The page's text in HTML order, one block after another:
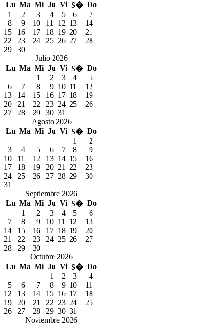
Lu Ma Mi Ju Vi S� Do
1
2 3 4 5 6
7
8
9 10 11 12 13
14
15
16 17 18 19 20
21
22
23 24 25 26 27
28
29
30
Julio 2026
Lu Ma Mi Ju Vi S� Do
1
2 3 4
5
6
7 8 9 10 11
12
13
14 15 16 17 18
19
20
21 22 23 24 25
26
27
28 29 30 31
Agosto 2026
Lu Ma Mi Ju Vi S� Do
1
2
3
4 5 6 7 8
9
10
11 12 13 14 15
16
17
18 19 20 21 22
23
24
25 26 27 28 29
30
31
Septiembre 2026
Lu Ma Mi Ju Vi S� Do
1
2 3 4 5
6
7
8 9 10 11 12
13
14
15 16 17 18 19
20
21
22 23 24 25 26
27
28
29
30
Octubre 2026
Lu Ma Mi Ju Vi S� Do
1
2 3
4
5
6 7 8 9 10
11
12
13 14 15 16 17
18
19
20 21 22 23 24
25
26
27 28 29 30 31
Noviembre 2026